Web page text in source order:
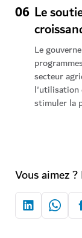
06 Le
Le
secteur
l'utilisation
stimuler la
Vous aimez